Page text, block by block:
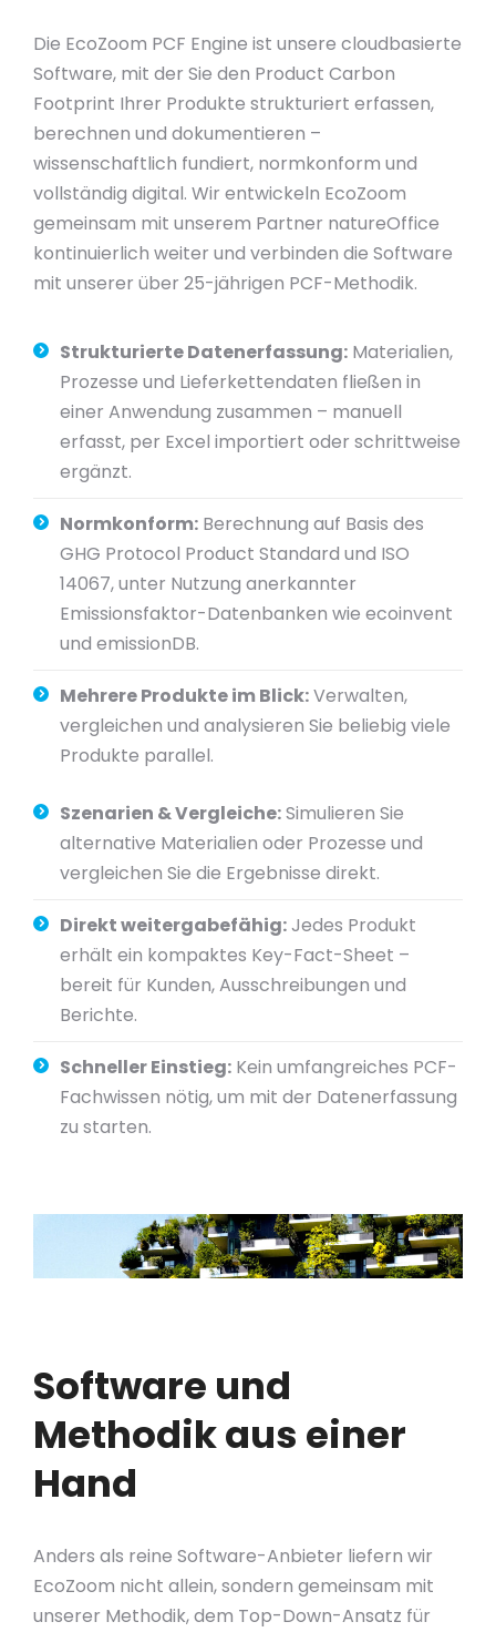
Die EcoZoom PCF Engine ist unsere cloudbasierte
Software, mit der Sie den Product Carbon
Footprint Ihrer Produkte strukturiert erfassen,
berechnen und dokumentieren –
wissenschaftlich fundiert, normkonform und
vollständig digital. Wir entwickeln EcoZoom
gemeinsam mit unserem Partner natureOffice
kontinuierlich weiter und verbinden die Software
mit unserer über 25-jährigen PCF-Methodik.
Strukturierte Datenerfassung: Materialien,
Prozesse und Lieferkettendaten fließen in
einer Anwendung zusammen – manuell
erfasst, per Excel importiert oder schrittweise
ergänzt.
Normkonform: Berechnung auf Basis des
GHG Protocol Product Standard und ISO
14067, unter Nutzung anerkannter
Emissionsfaktor-Datenbanken wie ecoinvent
und emissionDB.
Mehrere Produkte im Blick:Verwalten,
vergleichen und analysieren Sie beliebig viele
Produkte parallel.
Szenarien & Vergleiche:Simulieren Sie
alternative Materialien oder Prozesse und
vergleichen Sie die Ergebnisse direkt.
Direkt weitergabefähig:Jedes Produkt
erhält ein kompaktes Key-Fact-Sheet –
bereit für Kunden, Ausschreibungen und
Berichte.
Schneller Einstieg: Kein umfangreiches PCF-
Fachwissen nötig, um mit der Datenerfassung
zu starten.
Software und
Methodik aus einer
Hand
Anders als reine Software-Anbieter liefern wir
EcoZoom nicht allein, sondern gemeinsam mit
unserer Methodik, dem Top-Down-Ansatz für